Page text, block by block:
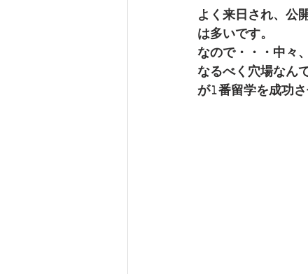
よく来日され、公
は多いです。
なので・・・中々
なるべく穴場なん
が1番留学を成功さ